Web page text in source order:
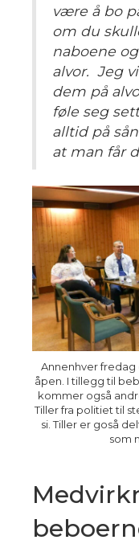
være å bo
om du
naboene
alvor. Jeg
dem på
føle seg
alltid på
at man får
Annenhver
åpen. I tillegg til
kommer også
Tiller fra politiet til
si. Tiller er goså
som